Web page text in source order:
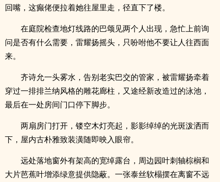
回嘴，这癫佬便拉着她往屋里走，径直下了楼。
在庭院检查地灯线路的巴颂见两个人出现，急忙上前询
问是否有什么需要，雷耀扬摇头，只吩咐他不要让人往西面
来。
齐诗允一头雾水，告别老实巴交的管家，被雷耀扬牵着
穿过一排排兰纳风格的雕花廊柱，又途经新改造过的泳池，
最后在一处房间门口停下脚步。
两扇房门打开，镂空木灯亮起，影影绰绰的光斑泼洒而
下，屋内古朴雅致装潢随即映入眼帘。
远处落地窗外有架高的宽绰露台，周边园叶刺轴棕榈和
大片芭蕉叶增添绿意提供隐蔽。一张泰丝软榻摆在离窗不远